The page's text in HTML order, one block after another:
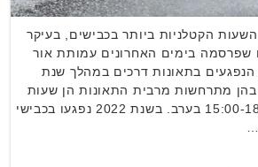
הקטלניות ביותר בכבישים, בעיקר
שפרסמה בימים האחרונים עמותת אור
בתאונות דרכים במהלך שנת
בהן מתרחשות מרבית התאונות הן שעות
אחר הצהריים, בין 15:00-18:00 בערב. בשנת 2022 נפגעו בכבישי